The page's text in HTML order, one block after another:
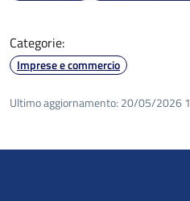
Categorie:
Imprese e commercio
Ultimo aggiornamento: 20/05/2026